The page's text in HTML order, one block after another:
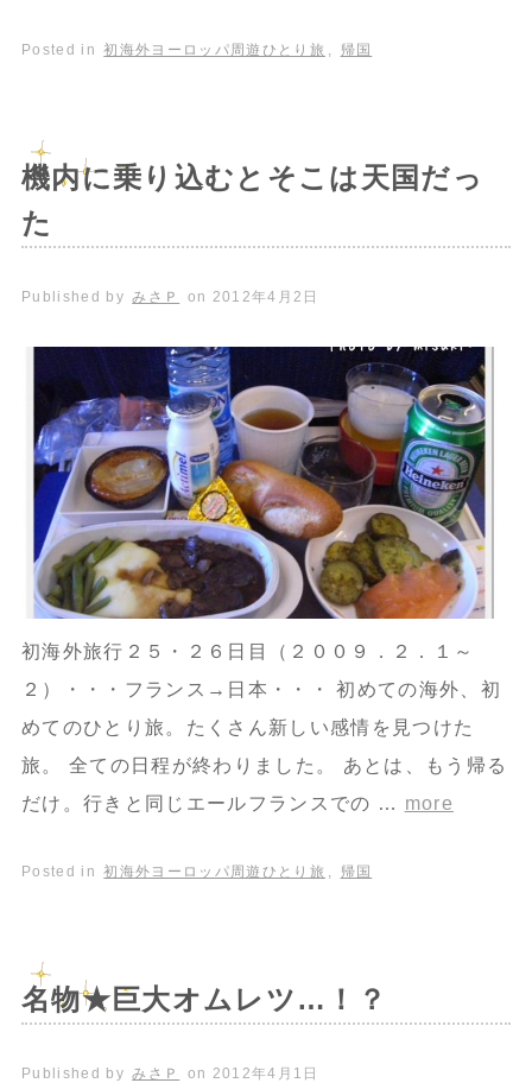
Posted in 初海外ヨーロッパ周遊ひとり旅 , 帰国
機内に乗り込むとそこは天国だっ
た
Published by みさＰ on 2012年4月2日
初海外旅行２５・２６日目（２００９．２．１～
２）・・・フランス→日本・・・ 初めての海外、初
めてのひとり旅。たくさん新しい感情を見つけた
旅。 全ての日程が終わりました。 あとは、もう帰る
だけ。行きと同じエールフランスでの … more
Posted in 初海外ヨーロッパ周遊ひとり旅 帰国
名物★巨大オムレツ…！？
Published by みさＰ on 2012年4月1日